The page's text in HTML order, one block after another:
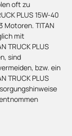
oft zu
PLUS 15W-40
Motoren. TITAN
mit
TRUCK PLUS
sind
bzw. ein
TRUCK PLUS